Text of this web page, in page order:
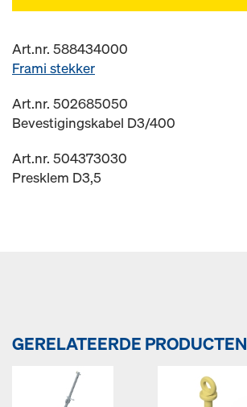
Art.nr. 588434000
Frami stekker
Art.nr. 502685050
Bevestigingskabel D3/400
Art.nr. 504373030
Presklem D3,5
GERELATEERDE PRODUCTEN